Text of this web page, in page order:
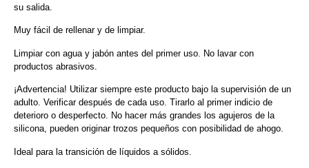
su salida.
Muy fácil de rellenar y de limpiar.
Limpiar con agua y jabón antes del primer uso. No lavar con
productos abrasivos.
¡Advertencia! Utilizar siempre este producto bajo la supervisión de un
adulto. Verificar después de cada uso. Tirarlo al primer indicio de
deterioro o desperfecto. No hacer más grandes los agujeros de la
silicona, pueden originar trozos pequeños con posibilidad de ahogo.
Ideal para la transición de líquidos a sólidos.